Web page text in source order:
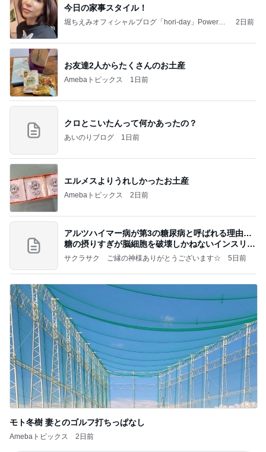
今日の家事スタイル！
堀ちえみオフィシャルブログ「hori-day」Powered
2日前
お友達2人からたくさんのお土産
Amebaトピックス 1日前
クロとこいたんって何かあったの？
あいのりブログ 1日前
エルメスよりうれしかったお土産
Amebaトピックス 2日前
アルツハイマー病が第3の糖尿病と呼ばれる理由…
糖の摂りすぎが脳細胞を破壊しかねないインスリン
の恐
サクラサク ご縁の神様ありがとうございます☆ 5日前
モト冬樹 妻とのゴルフ打ちっぱなし
Amebaトピックス 2日前